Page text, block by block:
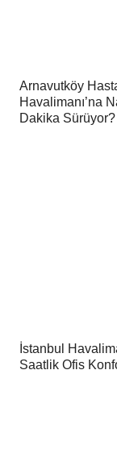
Arnavutköy
Havalimanı’na
Dakika
İstanbul
Saatlik Ofis